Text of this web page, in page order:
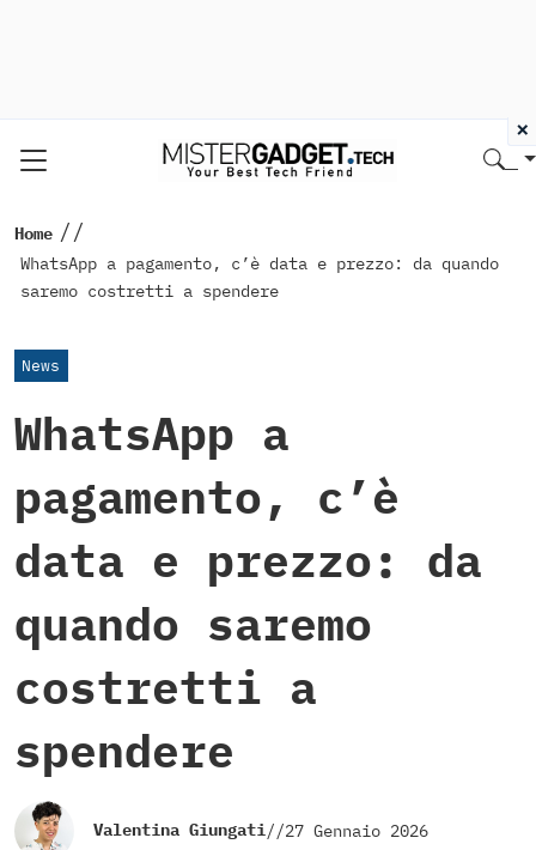
Home //
WhatsApp a pagamento, c’è data e prezzo: da quando
saremo costretti a spendere
News
WhatsApp a
pagamento, c’è
data e prezzo: da
quando saremo
costretti a
spendere
Valentina Giungati//27 Gennaio 2026
×